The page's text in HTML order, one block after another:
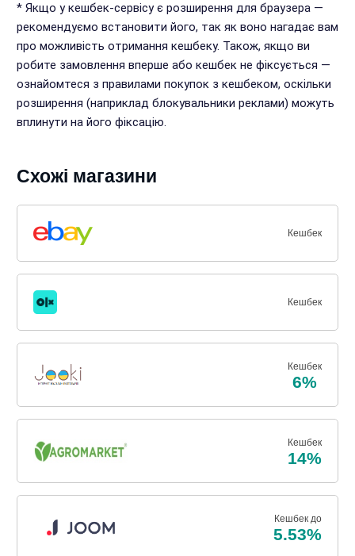
* Якщо у кешбек-сервісу є розширення для браузера —
рекомендуємо встановити його, так як воно нагадає вам
про можливість отримання кешбеку. Також, якщо ви
робите замовлення вперше або кешбек не фіксується —
ознайомтеся з правилами покупок з кешбеком, оскільки
розширення (наприклад блокувальники реклами) можуть
вплинути на його фіксацію.
Схожі магазини
Кешбек
Кешбек
Кешбек
6%
Кешбек
14%
Кешбек до
5.53%